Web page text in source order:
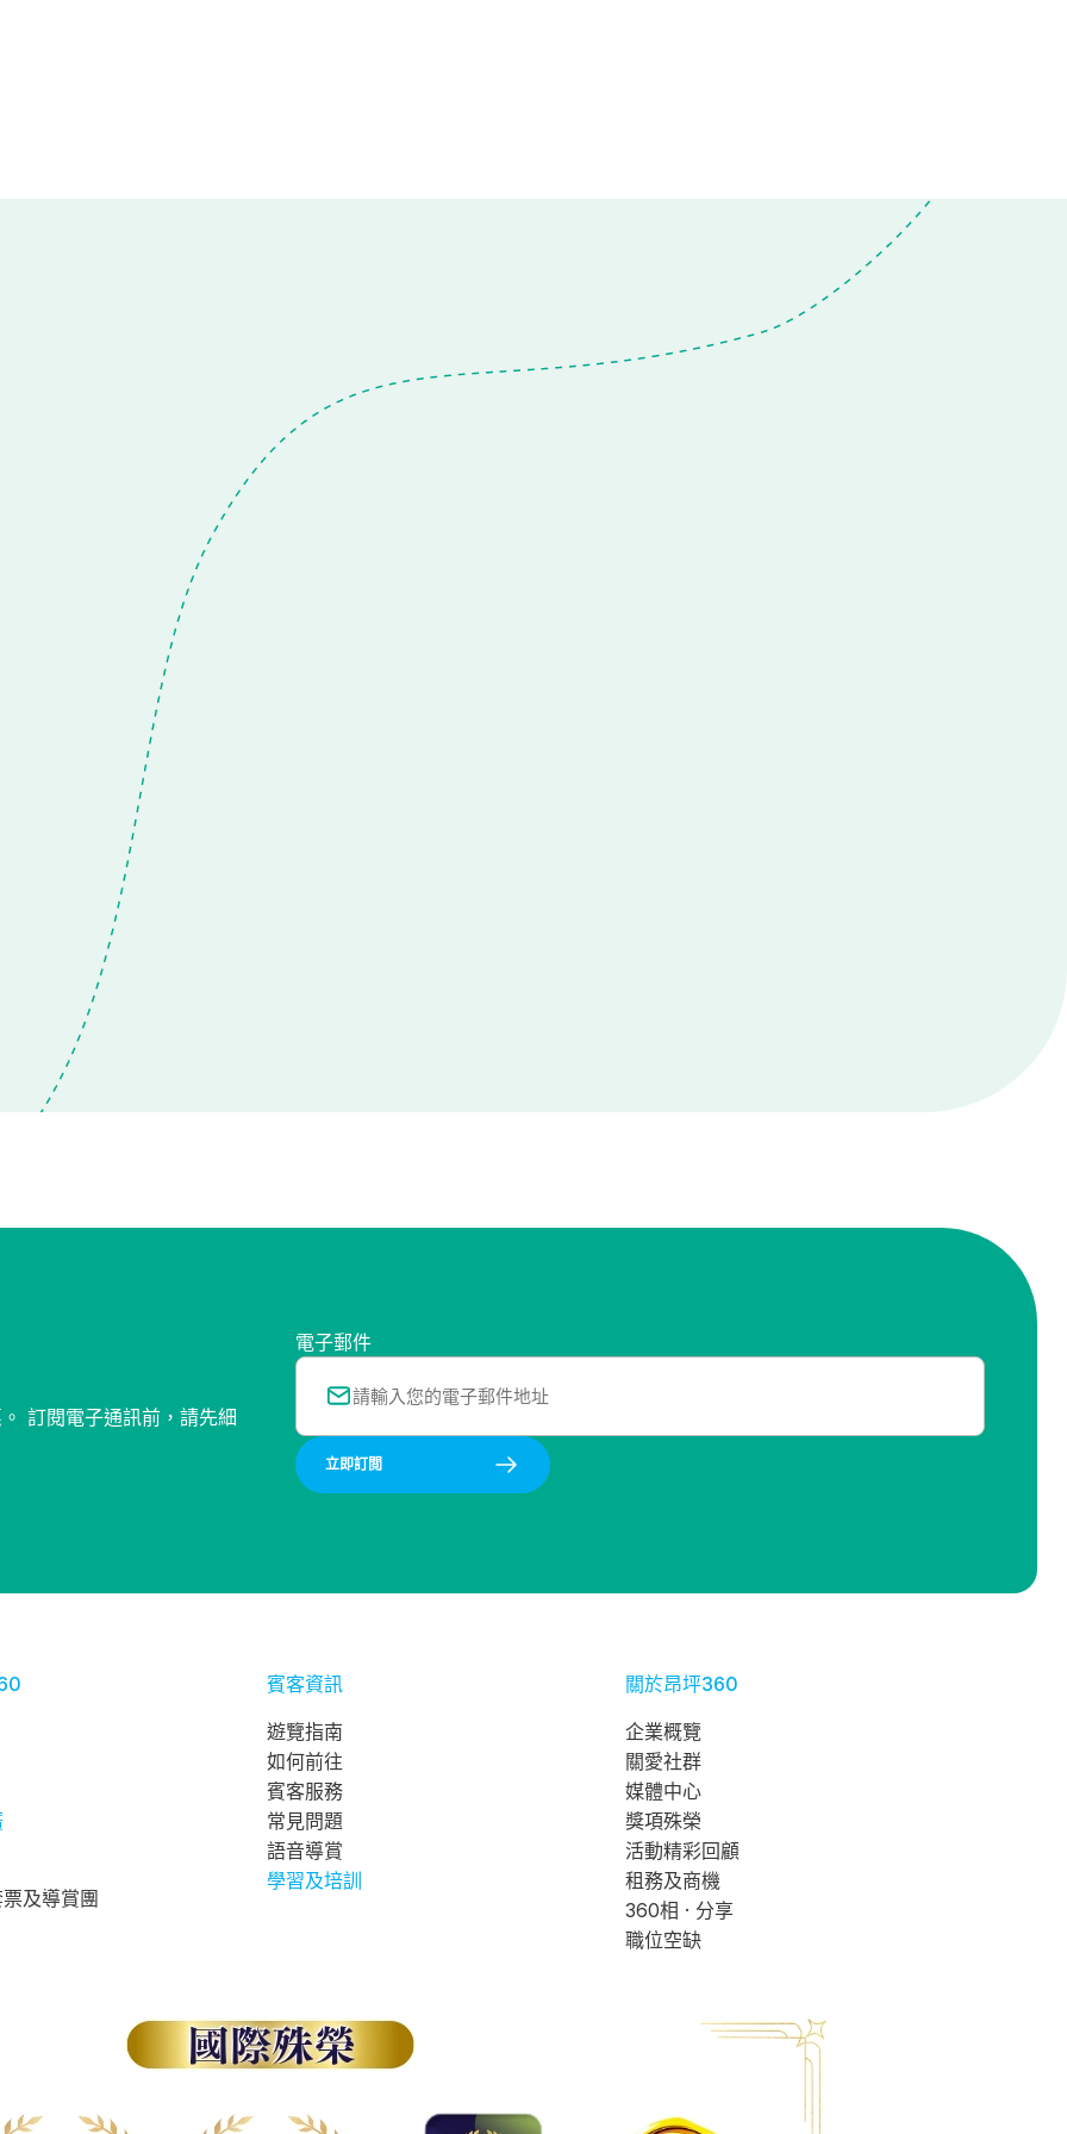
訂閱電子通訊前，請先細
電子郵件
立即訂閲
及導賞團
賓客資訊
遊覽指南
如何前往
賓客服務
常見問題
語音導賞
學習及培訓
關於昂坪360
企業概覽
關愛社群
媒體中心
獎項殊榮
活動精彩回顧
租務及商機
360相 · 分享
職位空缺